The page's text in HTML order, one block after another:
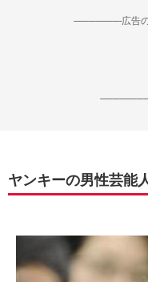
--------------------広
ヤンキーの男性芸能